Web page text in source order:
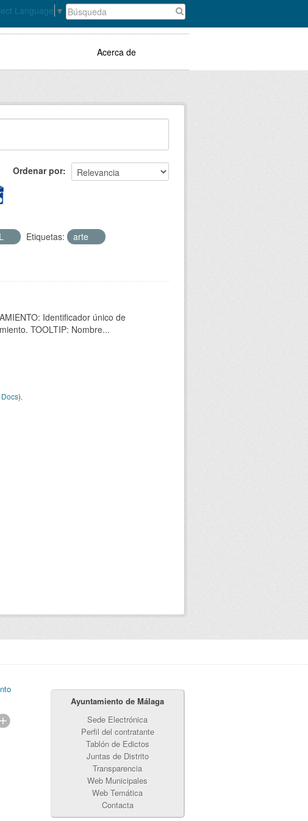
Language ▼
Acerca de
Ordenar por
Etiquetas:
arte
Identificador único de
TOOLTIP: Nombre...
).
Ayuntamiento de Málaga
Sede Electrónica
Perfil del contratante
Tablón de Edictos
Juntas de Distrito
Transparencia
Web Municipales
Web Temática
Contacta